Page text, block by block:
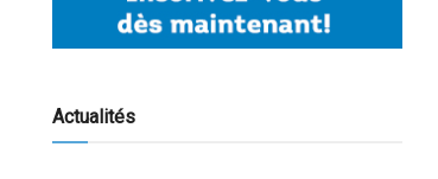
Actualités